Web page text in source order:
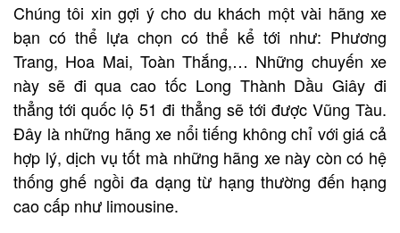
Chúng tôi xin gợi ý cho du khách một vài hãng xe
bạn có thể lựa chọn có thể kể tới như: Phương
Trang, Hoa Mai, Toàn Thắng,… Những chuyến xe
này sẽ đi qua cao tốc Long Thành Dầu Giây đi
thẳng tới quốc lộ 51 đi thẳng sẽ tới được Vũng Tàu.
Đây là những hãng xe nổi tiếng không chỉ với giá cả
hợp lý, dịch vụ tốt mà những hãng xe này còn có hệ
thống ghế ngồi đa dạng từ hạng thường đến hạng
cao cấp như limousine.